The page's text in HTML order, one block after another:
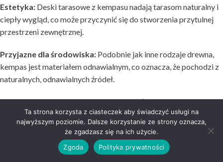
Estetyka: Deski tarasowe z kempasu nadają tarasom naturalny i
ciepły wygląd, co może przyczynić się do stworzenia przytulnej
przestrzeni zewnętrznej.
Przyjazne dla środowiska: Podobnie jak inne rodzaje drewna,
kempas jest materiałem odnawialnym, co oznacza, że pochodzi z
naturalnych, odnawialnych źródeł.
Deski tarasowe z kempasu mogą stanowić atrakcyjne
rozwiązanie dla osób, które poszukują trwałego i estetycznego
materiału do budowy tarasu.
Ta strona korzysta z ciasteczek aby świadczyć usługi na
najwyższym poziomie. Dalsze korzystanie ze strony oznacza,
że zgadzasz się na ich użycie.
Zgoda
Polityka prywatności